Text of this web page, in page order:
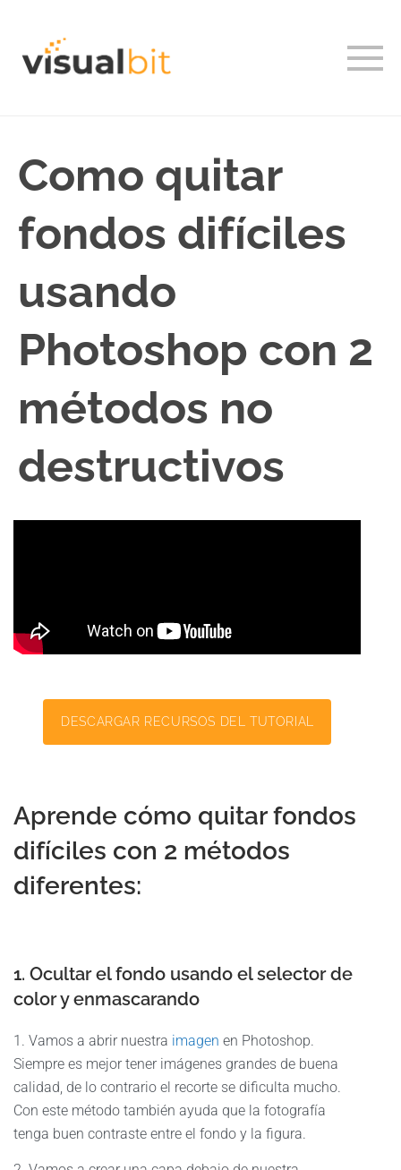
Como quitar
fondos difíciles
usando
Photoshop con 2
métodos no
destructivos
DESCARGAR RECURSOS DEL TUTORIAL
Aprende cómo quitar fondos
difíciles con 2 métodos
diferentes:
1. Ocultar el fondo usando el selector de
color y enmascarando
1. Vamos a abrir nuestra imagen en Photoshop.
Siempre es mejor tener imágenes grandes de buena
calidad, de lo contrario el recorte se dificulta mucho.
Con este método también ayuda que la fotografía
tenga buen contraste entre el fondo y la figura.